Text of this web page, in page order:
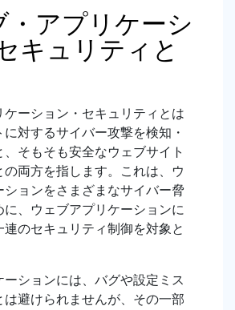
・アプリケーシ
キュリティと
ケーション・セキュリティとは
対するサイバー攻撃を検知・
、そもそも安全なウェブサイト
の両方を指します。これは、ウ
ションをさまざまなサイバー脅
に、ウェブアプリケーションに
のセキュリティ制御を対象と
ーションには、バグや設定ミス
は避けられませんが、その一部